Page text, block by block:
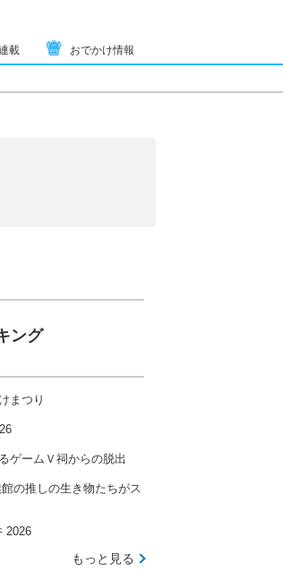
載 おでかけ情報
ング
まつり
ゲームＶ祠からの脱出
の推しの生き物たちがス
2026
もっと見る